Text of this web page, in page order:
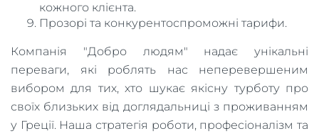
кожного клієнта.
Прозорі та конкурентоспроможні тарифи.
Компанія "Добро людям" надає унікальні
переваги, які роблять нас неперевершеним
вибором для тих, хто шукає якісну турботу про
своїх близьких від доглядальниці з проживанням
у Греції. Наша стратегія роботи, професіоналізм та